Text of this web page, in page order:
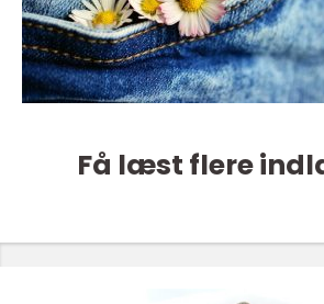
Få læst flere